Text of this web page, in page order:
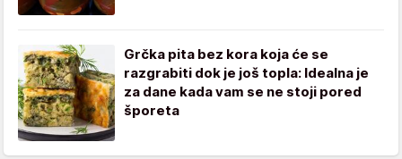
Grčka pita bez kora koja će se
razgrabiti dok je još topla: Idealna je
za dane kada vam se ne stoji pored
šporeta